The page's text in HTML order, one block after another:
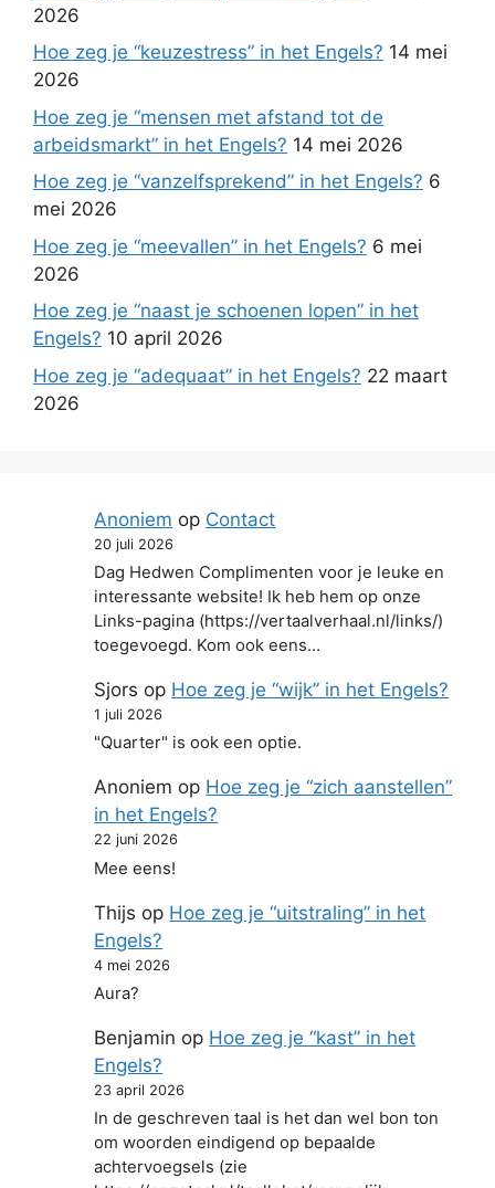
2026
Hoe zeg je “keuzestress” in het Engels? 14 mei
2026
Hoe zeg je “mensen met afstand tot de
arbeidsmarkt” in het Engels? 14 mei 2026
Hoe zeg je “vanzelfsprekend” in het Engels? 6
mei 2026
Hoe zeg je “meevallen” in het Engels? 6 mei
2026
Hoe zeg je “naast je schoenen lopen” in het
Engels? 10 april 2026
Hoe zeg je “adequaat” in het Engels? 22 maart
2026
Anoniem op Contact
20 juli 2026
Dag Hedwen Complimenten voor je leuke en
interessante website! Ik heb hem op onze
Links-pagina (https://vertaalverhaal.nl/links/)
toegevoegd. Kom ook eens…
Sjors op Hoe zeg je “wijk” in het Engels?
1 juli 2026
"Quarter" is ook een optie.
Anoniem op Hoe zeg je “zich aanstellen”
in het Engels?
22 juni 2026
Mee eens!
Thijs op Hoe zeg je “uitstraling” in het
Engels?
4 mei 2026
Aura?
Benjamin op Hoe zeg je “kast” in het
Engels?
23 april 2026
In de geschreven taal is het dan wel bon ton
om woorden eindigend op bepaalde
achtervoegsels (zie